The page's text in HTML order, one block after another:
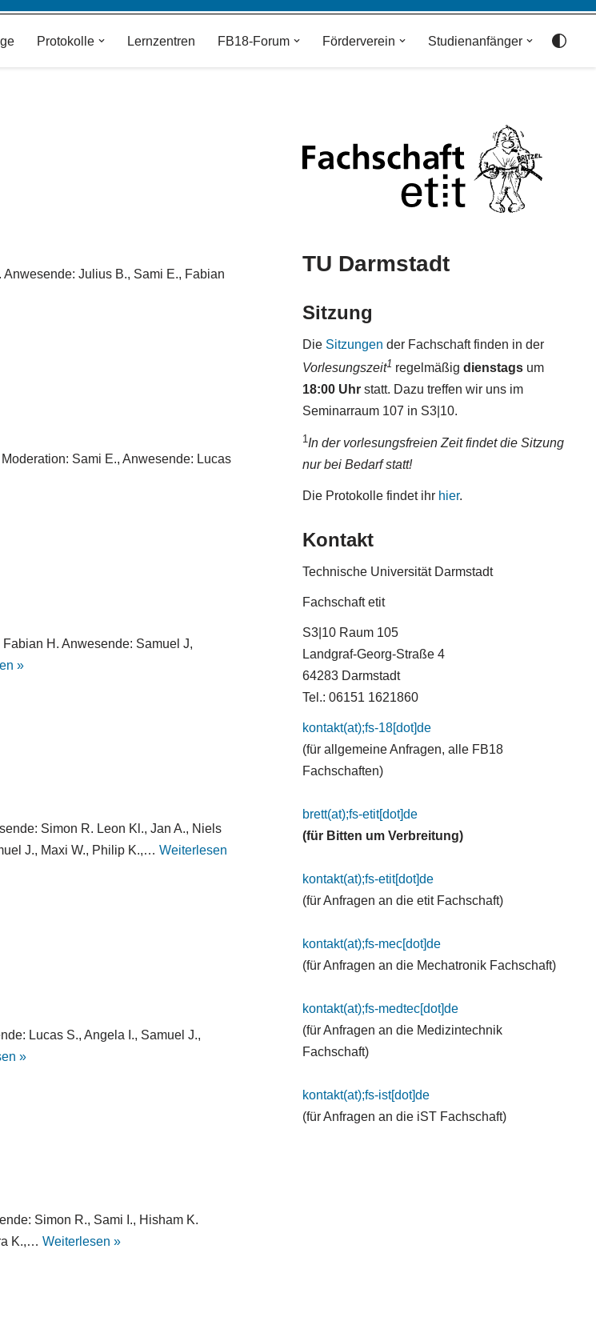
Protokolle Lernzentren FB18-Forum Förderverein Studienanfänger
Julius B., Sami E., Fabian
Sami E., Anwesende: Lucas
H. Anwesende: Samuel J,
»
Simon R. Leon Kl., Jan A., Niels
J., Maxi W., Philip K.,… Weiterlesen
Lucas S., Angela I., Samuel J.,
»
Simon R., Sami I., Hisham K.
K.,… Weiterlesen »
TU Darmstadt
Sitzung
Die Sitzungen der Fachschaft finden in der
Vorlesungszeit1 regelmäßig dienstags um
18:00 Uhr statt. Dazu treffen wir uns im
Seminarraum 107 in S3|10.
1In der vorlesungsfreien Zeit findet die Sitzung
nur bei Bedarf statt!
Die Protokolle findet ihr hier.
Kontakt
Technische Universität Darmstadt
Fachschaft etit
S3|10 Raum 105
Landgraf-Georg-Straße 4
64283 Darmstadt
Tel.: 06151 1621860
kontakt(at);fs-18[dot]de
(für allgemeine Anfragen, alle FB18
Fachschaften)
brett(at);fs-etit[dot]de
(für Bitten um Verbreitung)
kontakt(at);fs-etit[dot]de
(für Anfragen an die etit Fachschaft)
kontakt(at);fs-mec[dot]de
(für Anfragen an die Mechatronik Fachschaft)
kontakt(at);fs-medtec[dot]de
(für Anfragen an die Medizintechnik
Fachschaft)
kontakt(at);fs-ist[dot]de
(für Anfragen an die iST Fachschaft)